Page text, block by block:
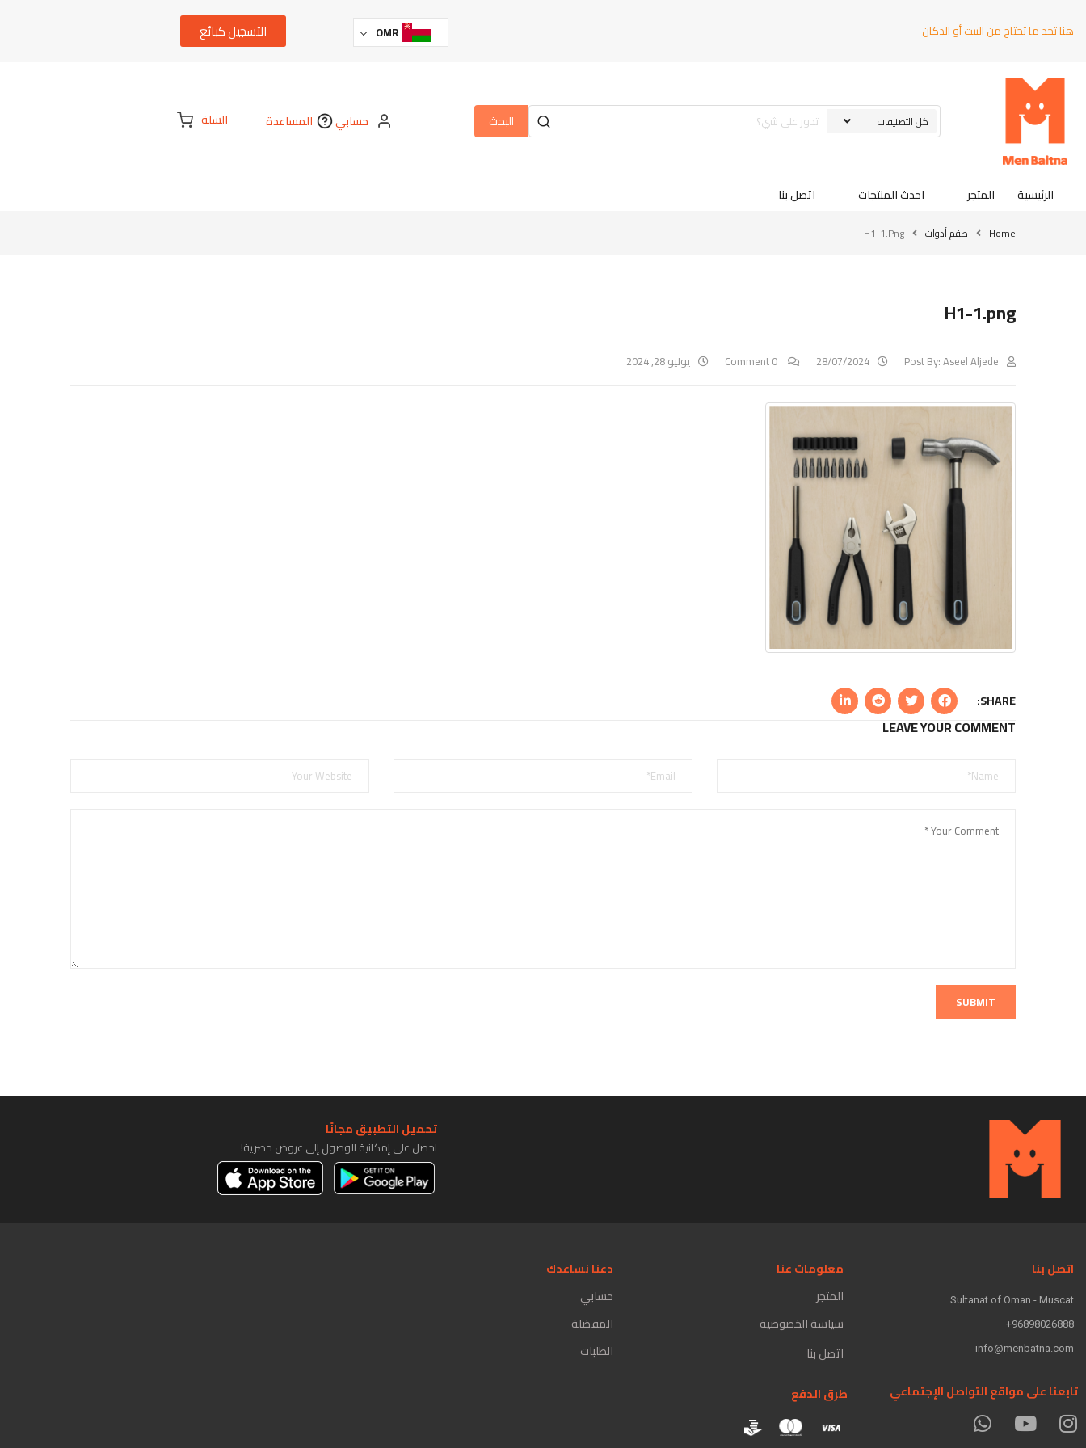
هنا تجد ما تحتاج من البيت أو الدكان OMR التسجيل كبائع
البحث حسابي المساعدة السلة
الرئيسية المتجر احدث المنتجات اتصل بنا
Home طقم أدوات H1-1.png
H1-1.png
Post By:Aseel Aljede
28/07/2024 يوليو 28, 2024
SHARE:
LEAVE YOUR COMMENT
SUBMIT
تحميل التطبيق مجانًا
احصل على إمكانية الوصول إلى عروض حصرية!
اتصل بنا
Sultanat of Oman - Muscat
96898026888+
info@menbatna.com
معلومات عنا
المتجر
سياسة الخصوصية
اتصل بنا
دعنا نساعدك
حسابي
المفضلة
الطلبات
تابعنا على مواقع التواصل الإجتماعي
طرق الدفع